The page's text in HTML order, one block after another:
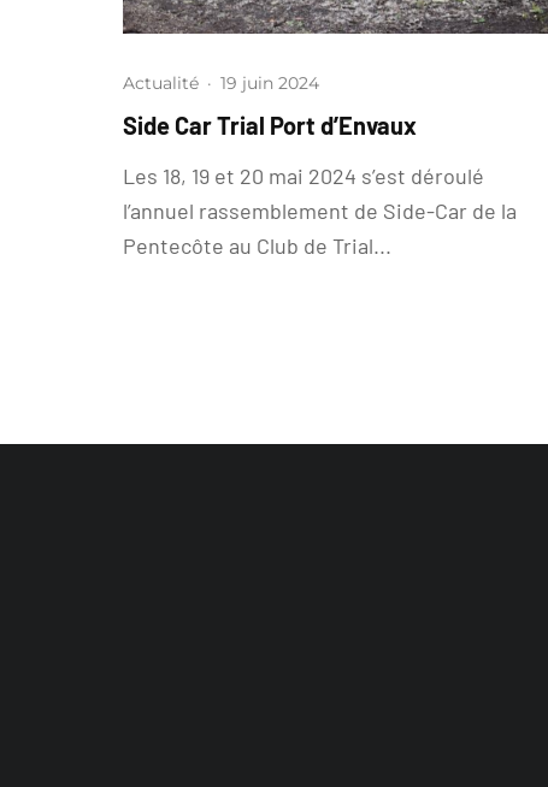
Actualité · 19 juin 2024
Side Car Trial Port d’Envaux
Les 18, 19 et 20 mai 2024 s’est déroulé
l’annuel rassemblement de Side-Car de la
Pentecôte au Club de Trial...